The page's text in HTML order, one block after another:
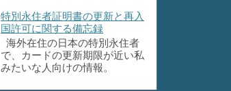
特別永住者証明書の更新と再入
国許可に関する備忘録
海外在住の日本の特別永住者
で、カードの更新期限が近い私
みたいな人向けの情報。